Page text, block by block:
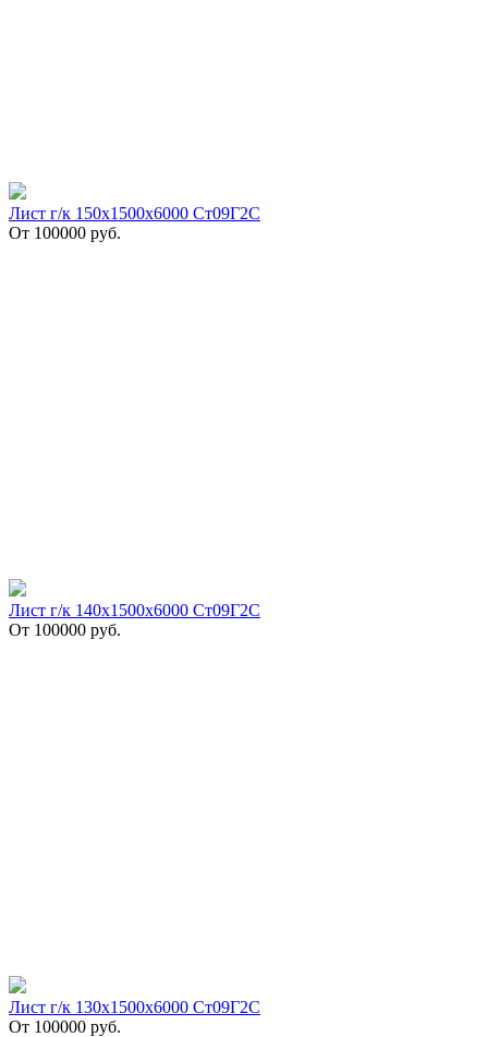
Лист г/к 150х1500х6000 Ст09Г2С
От 100000 руб.
Лист г/к 140х1500х6000 Ст09Г2С
От 100000 руб.
Лист г/к 130х1500х6000 Ст09Г2С
От 100000 руб.